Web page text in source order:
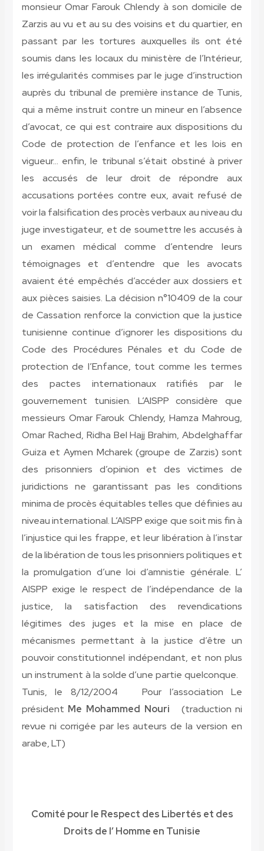
monsieur Omar Farouk Chlendy à son domicile de
Zarzis au vu et au su des voisins et du quartier, en
passant par les tortures auxquelles ils ont été
soumis dans les locaux du ministère de l’Intérieur,
les irrégularités commises par le juge d’instruction
auprès du tribunal de première instance de Tunis,
qui a même instruit contre un mineur en l’absence
d’avocat, ce qui est contraire aux dispositions du
Code de protection de l’enfance et les lois en
vigueur… enfin, le tribunal s’était obstiné à priver
les accusés de leur droit de répondre aux
accusations portées contre eux, avait refusé de
voir la falsification des procès verbaux au niveau du
juge investigateur, et de soumettre les accusés à
un examen médical comme d’entendre leurs
témoignages et d’entendre que les avocats
avaient été empêchés d’accéder aux dossiers et
aux pièces saisies. La décision n°10409 de la cour
de Cassation renforce la conviction que la justice
tunisienne continue d’ignorer les dispositions du
Code des Procédures Pénales et du Code de
protection de l’Enfance, tout comme les termes
des pactes internationaux ratifiés par le
gouvernement tunisien. L’AISPP considère que
messieurs Omar Farouk Chlendy, Hamza Mahroug,
Omar Rached, Ridha Bel Hajj Brahim, Abdelghaffar
Guiza et Aymen Mcharek (groupe de Zarzis) sont
des prisonniers d’opinion et des victimes de
juridictions ne garantissant pas les conditions
minima de procès équitables telles que définies au
niveau international. L’AISPP exige que soit mis fin à
l’injustice qui les frappe, et leur libération à l’instar
de la libération de tous les prisonniers politiques et
la promulgation d’une loi d’amnistie générale. L’
AISPP exige le respect de l’indépendance de la
justice, la satisfaction des revendications
légitimes des juges et la mise en place de
mécanismes permettant à la justice d’être un
pouvoir constitutionnel indépendant, et non plus
un instrument à la solde d’une partie quelconque.
Tunis, le 8/12/2004 Pour l’association Le
président Me Mohammed Nouri
(traduction ni
revue ni corrigée par les auteurs de la version en
arabe, LT)
Comité pour le Respect des Libertés et des
Droits de l’ Homme en Tunisie